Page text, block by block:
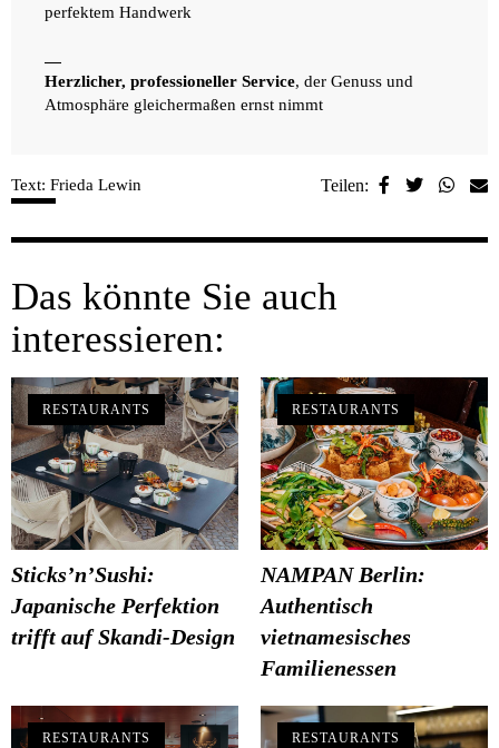
perfektem Handwerk
Herzlicher, professioneller Service, der Genuss und
Atmosphäre gleichermaßen ernst nimmt
Text: Frieda Lewin Teilen:
Das könnte Sie auch
interessieren:
RESTAURANTS
Sticks’n’Sushi:
Japanische Perfektion
trifft auf Skandi-Design
RESTAURANTS
NAMPAN Berlin:
Authentisch
vietnamesisches
Familienessen
RESTAURANTS RESTAURANTS